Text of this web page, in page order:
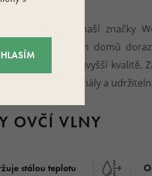
U produktů naší značky
jistotu, že vám domů
produkty v nejvyšší kvalitě.
přírodní materiály a
OVČÍ VLNY
stálou teplotu